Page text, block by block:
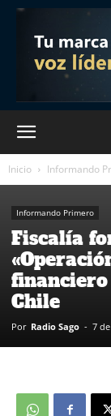
Inicio Informando
Informando Primero
Fiscalía
Chile
Por Radio Sago - 7